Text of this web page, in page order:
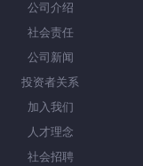
公司介绍
社会责任
公司新闻
投资者关系
加入我们
人才理念
社会招聘